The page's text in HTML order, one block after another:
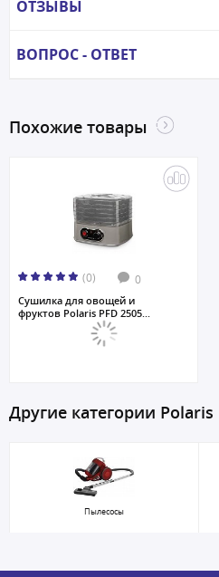
ОТЗЫВЫ
ВОПРОС - ОТВЕТ
Похожие товары
(0) 0
Сушилка для овощей и
фруктов Polaris PFD 2505...
Другие категории Polaris
Пылесосы